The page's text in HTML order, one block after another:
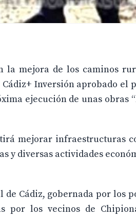
la mejora de los caminos
Inversión aprobado el
ejecución de unas obras
mejorar infraestructuras
y diversas actividades
Cádiz, gobernada por los
por los vecinos de